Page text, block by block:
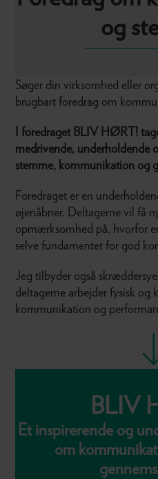
og
Søger din virksomhed eller
brugbart foredrag om
I foredraget BLIV HØRT!
medrivende, underholdende
stemme, kommunikation og
Foredraget er en
øjenåbner. Deltagerne vil få
opmærksomhed på, hvorfor
selve fundamentet for god
Jeg tilbyder også
deltagerne arbejder fysisk og
kommunikation og
BLIV
Et inspirerende og
om